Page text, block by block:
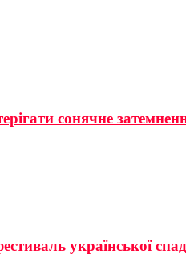
сонячне
української